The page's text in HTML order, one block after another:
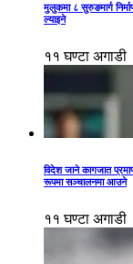
मुलुकमा ८ सुरुङमार्ग
ल्याइने
११ घण्टा अगाडी
विदेश जाने कागजात
रूपमा सञ्चालनमा आउने
११ घण्टा अगाडी